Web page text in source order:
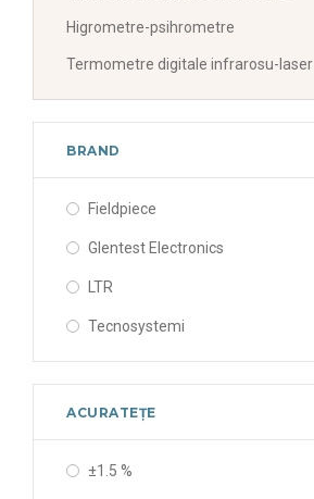
Higrometre-psihrometre
Termometre digitale infrarosu-laser
BRAND
Fieldpiece
Glentest Electronics
LTR
Tecnosystemi
ACURATEȚE
±1.5 %